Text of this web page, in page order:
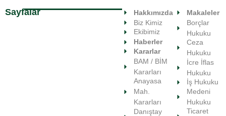
Sayfalar
Hakkımızda
Biz Kimiz
Ekibimiz
Haberler
Kararlar
BAM / BİM
Kararları
Anayasa
Mah.
Kararları
Danıştay
Makaleler
Borçlar
Hukuku
Ceza
Hukuku
İcre İflas
Hukuku
İş Hukuku
Medeni
Hukuku
Ticaret